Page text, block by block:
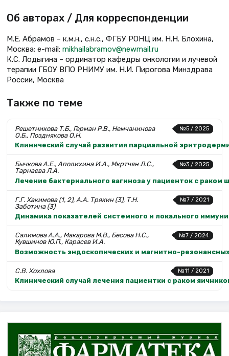
Об авторах / Для корреспонденции
М.Е. Абрамов – к.м.н., с.н.с., ФГБУ РОНЦ им. Н.Н. Блохина,
Москва; e-mail: mikhailabramov@newmail.ru
К.С. Лодыгина – ординатор кафедры онкологии и лучевой
терапии ГБОУ ВПО РНИМУ им. Н.И. Пирогова Минздрава
России, Москва
Также по теме
№5 / 2025
Решетникова Т.Б., Герман Р.В., Немчанинова
О.Б., Позднякова О.Н.
Клинический случай развития парциальной
№3 / 2025
Бычкова А.Е., Аполихина И.А., Мкртчян Л.С.,
Тарнаева Л.А.
Лечение бактериального вагиноза у пациенток с
№7 / 2021
Г.Г. Хакимова (1, 2), А.А. Трякин (3), Т.Н.
Заботина (3)
Динамика показателей системного и локального
№7 / 2024
Салимова А.А., Макарова М.В., Бесова Н.С.,
Кувшинов Ю.П., Карасев И.А.
Возможность эндоскопических и магнитно-
№11 / 2021
С.В. Хохлова
Клинический случай лечения пациентки с раком